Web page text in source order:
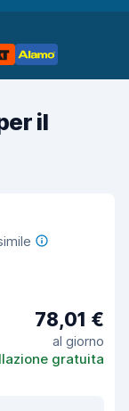
il
78,01 €
al giorno
gratuita